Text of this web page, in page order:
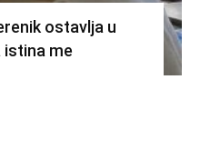
ostavlja u
istina me